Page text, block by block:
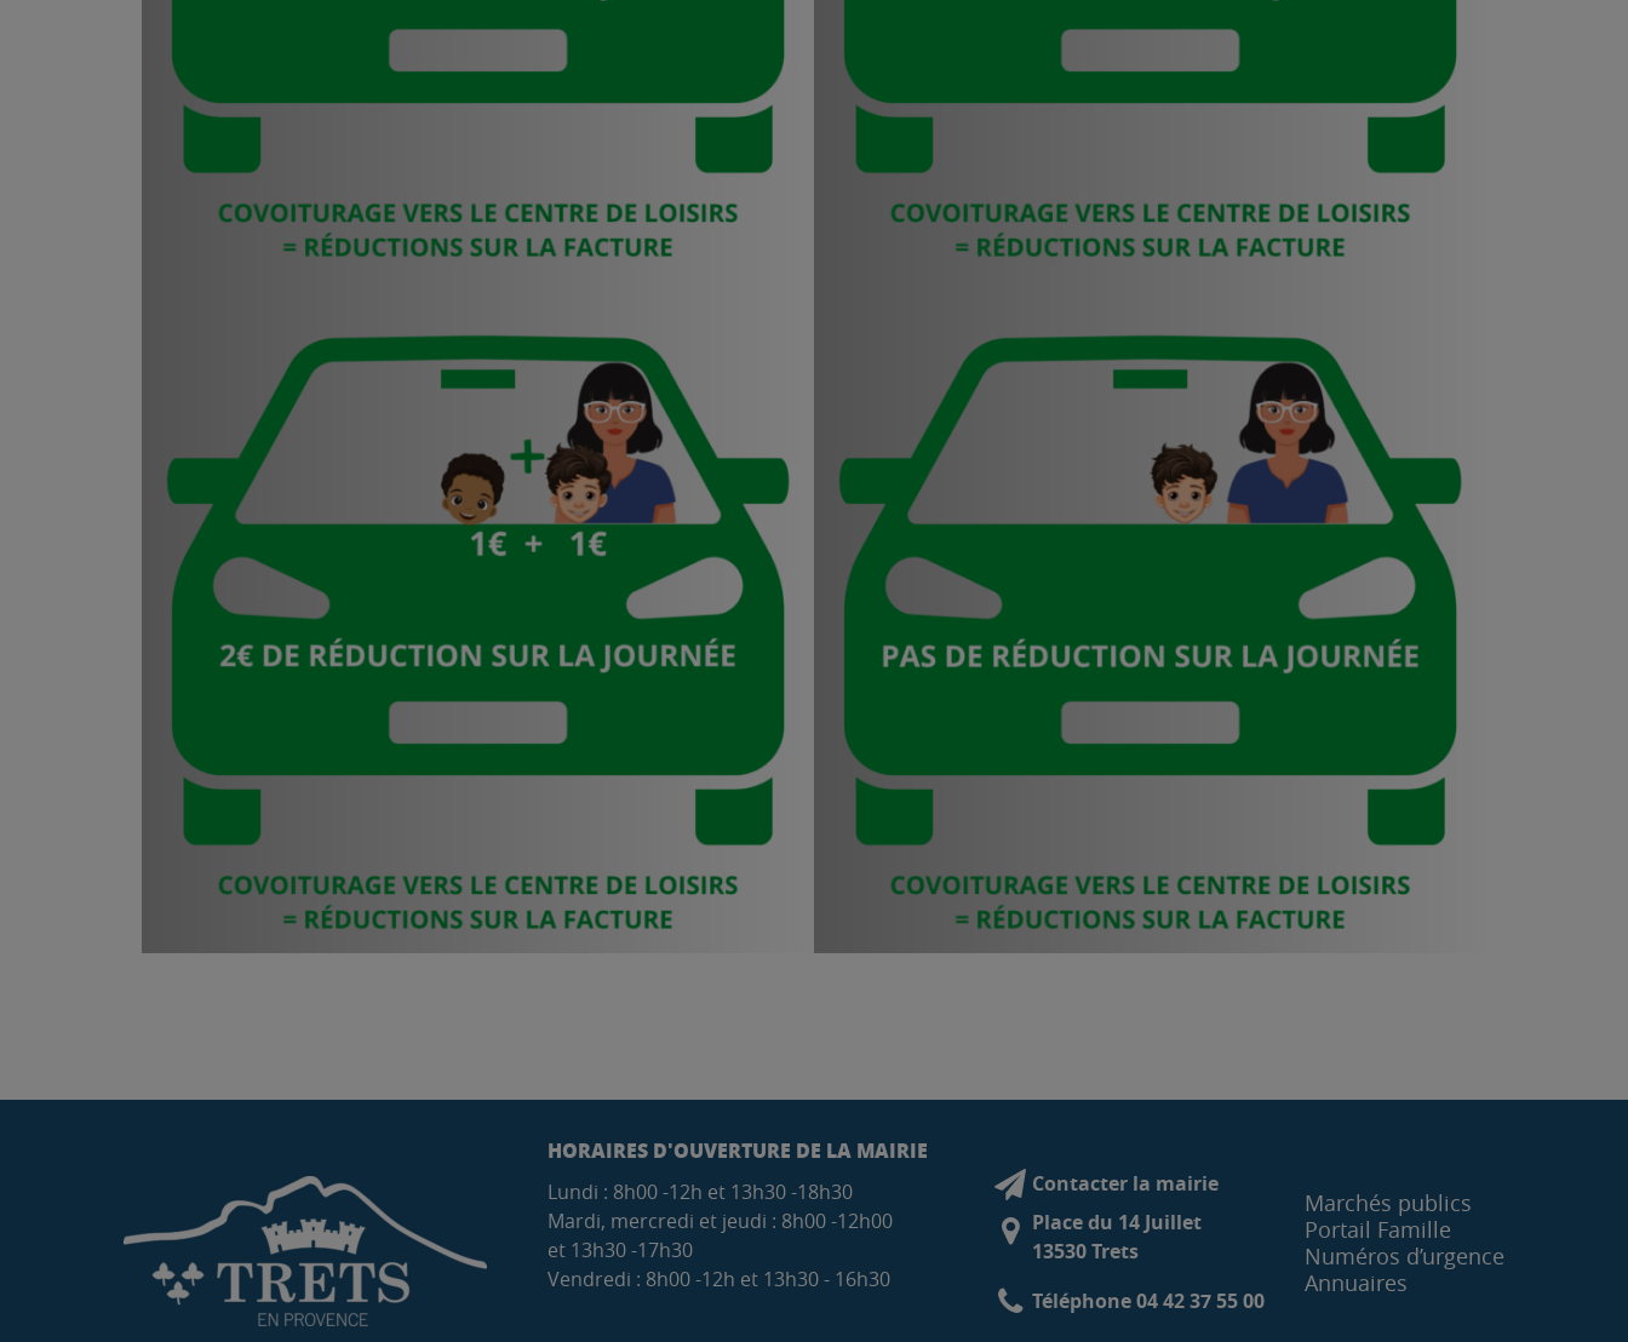
HORAIRES D'OUVERTURE DE LA MAIRIE
Lundi : 8h00 -12h et 13h30 -18h30
Mardi, mercredi et jeudi : 8h00 -12h00
et 13h30 -17h30
Vendredi : 8h00 -12h et 13h30 - 16h30
Contacter la mairie
Place du 14 Juillet
13530 Trets
Téléphone 04 42 37 55 00
Marchés publics
Portail Famille
Numéros d’urgence
Annuaires